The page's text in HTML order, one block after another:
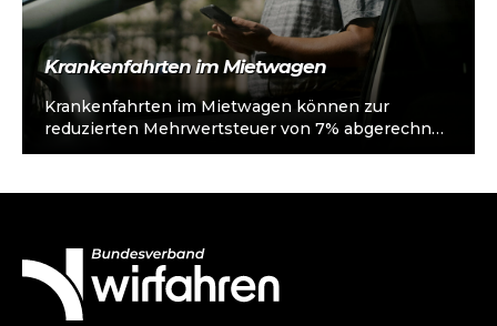
Krankenfahrten im Mietwagen
Krankenfahrten im Mietwagen können zur
reduzierten Mehrwertsteuer von 7% abgerechnet
werden Mehr lesen >